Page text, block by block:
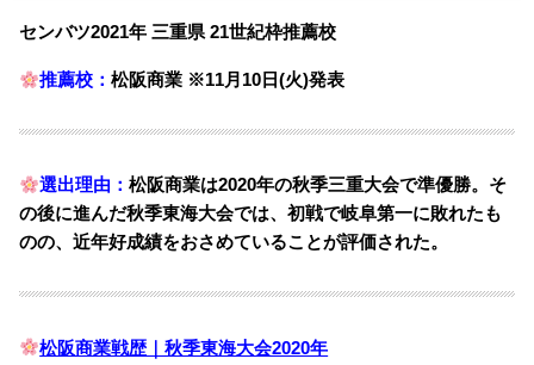
センバツ2021年 三重県 21世紀枠推薦校
推薦校：松阪商業 ※11月10日(火)発表
選出理由：松阪商業は2020年の秋季三重大会で準優勝。そ
の後に進んだ秋季東海大会では、初戦で岐阜第一に敗れたも
のの、近年好成績をおさめていることが評価された。
松阪商業戦歴｜秋季東海大会2020年